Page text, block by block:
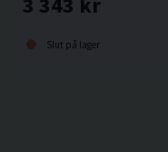
Slut på lager